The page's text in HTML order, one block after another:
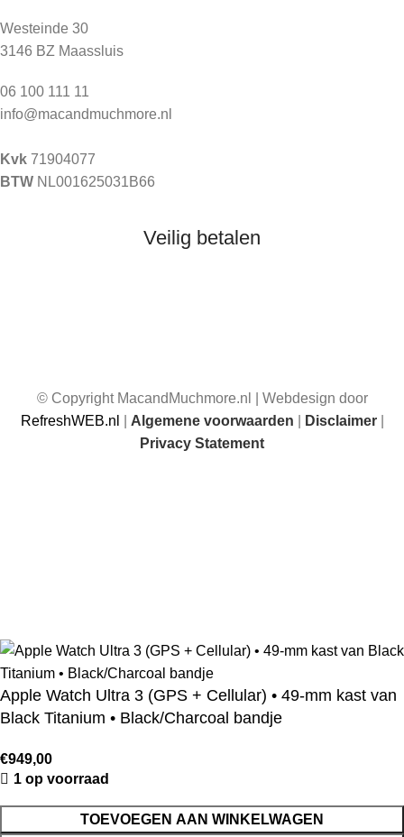
Westeinde 30
3146 BZ Maassluis
06 100 111 11
info@macandmuchmore.nl
Kvk 71904077
BTW NL001625031B66
Veilig betalen
© Copyright MacandMuchmore.nl | Webdesign door
RefreshWEB.nl
Algemene voorwaarden Disclaimer|
Privacy Statement
Apple Watch Ultra 3 (GPS + Cellular) • 49‑mm kast van
Black Titanium • Black/Charcoal bandje
€949,00
1 op voorraad
TOEVOEGEN AAN WINKELWAGEN